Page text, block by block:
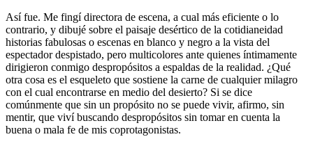
Así fue. Me fingí directora de escena, a cual más eficiente o lo
contrario, y dibujé sobre el paisaje desértico de la cotidianeidad
historias fabulosas o escenas en blanco y negro a la vista del
espectador despistado, pero multicolores ante quienes íntimamente
dirigieron conmigo despropósitos a espaldas de la realidad. ¿Qué
otra cosa es el esqueleto que sostiene la carne de cualquier milagro
con el cual encontrarse en medio del desierto? Si se dice
comúnmente que sin un propósito no se puede vivir, afirmo, sin
mentir, que viví buscando despropósitos sin tomar en cuenta la
buena o mala fe de mis coprotagonistas.